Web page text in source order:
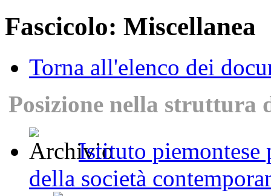
Fascicolo: Miscellanea
Torna all'elenco dei
Posizione nella struttura
Istituto piemontese
della società